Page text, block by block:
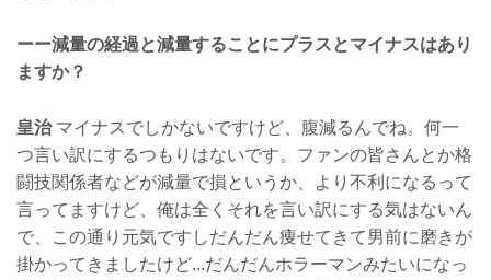
ーー減量の経過と減量することにプラスとマイナスはあり
ますか？
皇治マイナスでしかないですけど、腹減るんでね。何一
つ言い訳にするつもりはないです。ファンの皆さんとか格
闘技関係者などが減量で損というか、より不利になるって
言ってますけど、俺は全くそれを言い訳にする気はないん
で、この通り元気ですしだんだん痩せてきて男前に磨きが
掛かってきましたけど...だんだんホラーマンみたいになっ